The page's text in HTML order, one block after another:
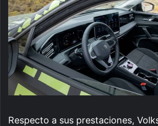
Respecto a sus prestaciones,